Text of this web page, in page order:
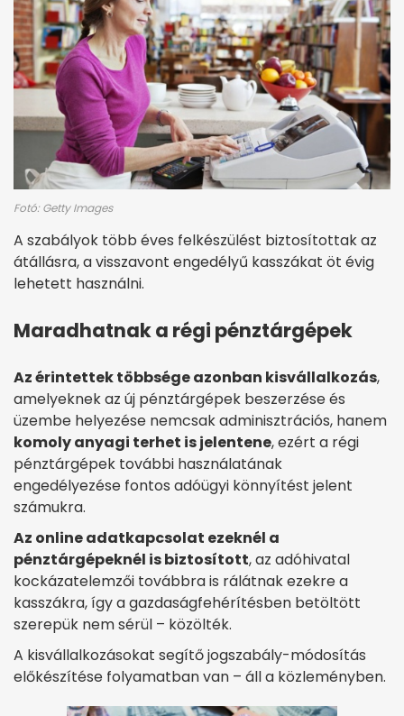
Fotó: Getty Images
A szabályok több éves felkészülést biztosítottak az
átállásra, a visszavont engedélyű kasszákat öt évig
lehetett használni.
Maradhatnak a régi pénztárgépek
Az érintettek többsége azonban kisvállalkozás,
amelyeknek az új pénztárgépek beszerzése és
üzembe helyezése nemcsak adminisztrációs, hanem
komoly anyagi terhet is jelentene, ezért a régi
pénztárgépek további használatának
engedélyezése fontos adóügyi könnyítést jelent
számukra.
Az online adatkapcsolat ezeknél a
pénztárgépeknél is biztosított, az adóhivatal
kockázatelemzői továbbra is rálátnak ezekre a
kasszákra, így a gazdaságfehérítésben betöltött
szerepük nem sérül – közölték.
A kisvállalkozásokat segítő jogszabály-módosítás
előkészítése folyamatban van – áll a közleményben.